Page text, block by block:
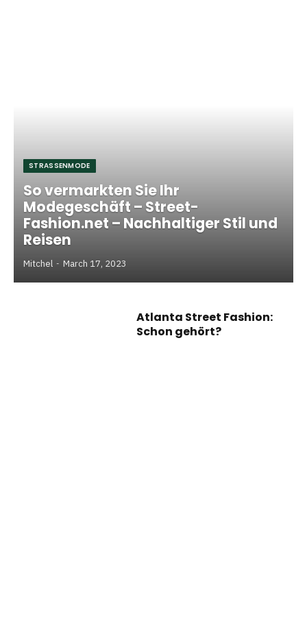
STRASSENMODE
So vermarkten Sie Ihr
Modegeschäft – Street-
Fashion.net – Nachhaltiger Stil und
Reisen
Mitchel March 17, 2023
Atlanta Street Fashion:
Schon gehört?